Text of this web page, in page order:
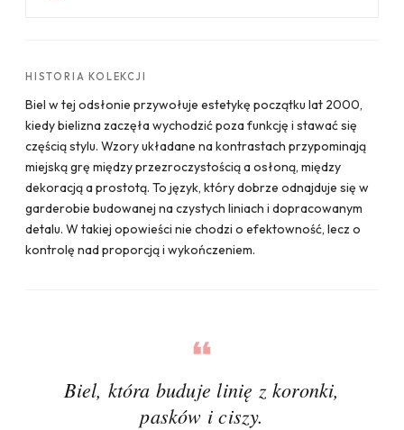
HISTORIA KOLEKCJI
Biel w tej odsłonie przywołuje estetykę początku lat 2000,
kiedy bielizna zaczęła wychodzić poza funkcję i stawać się
częścią stylu. Wzory układane na kontrastach przypominają
miejską grę między przezroczystością a osłoną, między
dekoracją a prostotą. To język, który dobrze odnajduje się w
garderobie budowanej na czystych liniach i dopracowanym
detalu. W takiej opowieści nie chodzi o efektowność, lecz o
kontrolę nad proporcją i wykończeniem.
Biel, która buduje linię z koronki,
pasków i ciszy.